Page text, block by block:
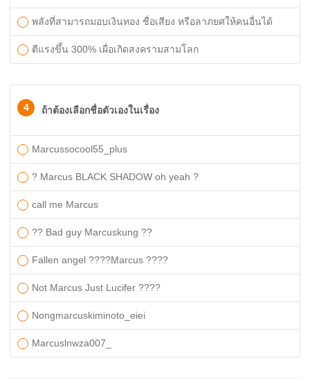
พลังที่สามารถมอบเงินทอง ชื่อเสียง หรือลาภยศให้คนอื่นได้
ตีแรงขึ้น 300% เผื่อเกิดสงครามสามโลก
4 ถ้าต้องเลือกชื่อตัวเองในเรื่อง
Marcussocool55_plus
? Marcus BLACK SHADOW oh yeah ?
call me Marcus
?? Bad guy Marcuskung ??
Fallen angel ????Marcus ????
Not Marcus Just Lucifer ????
Nongmarcuskiminoto_eiei
Marcuslnwza007_